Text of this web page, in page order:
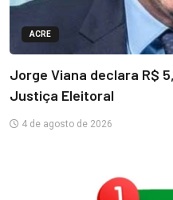
ACRE
Jorge Viana declara R$
Justiça Eleitoral
4 de agosto de 2026